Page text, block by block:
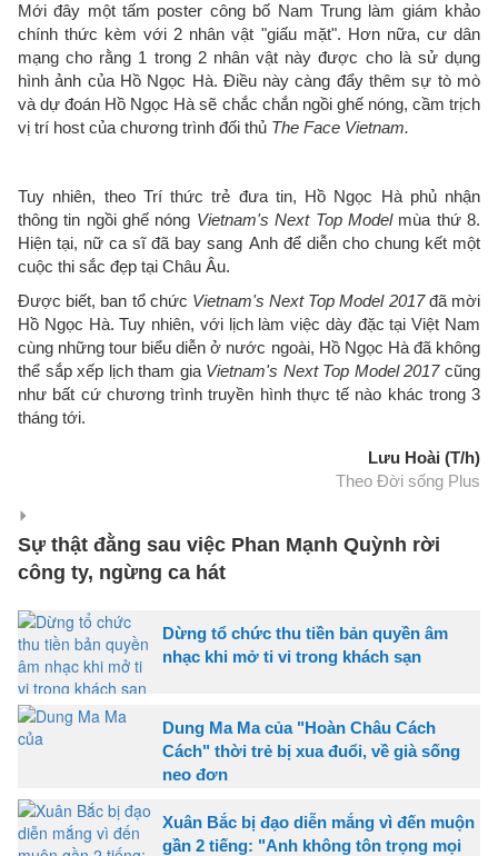
Mới đây một tấm poster công bố Nam Trung làm giám khảo
chính thức kèm với 2 nhân vật "giấu mặt". Hơn nữa, cư dân
mạng cho rằng 1 trong 2 nhân vật này được cho là sử dụng
hình ảnh của Hồ Ngọc Hà. Điều này càng đẩy thêm sự tò mò
và dự đoán Hồ Ngọc Hà sẽ chắc chắn ngồi ghế nóng, cầm trịch
vị trí host của chương trình đối thủ The Face Vietnam.
Tuy nhiên, theo Trí thức trẻ đưa tin, Hồ Ngọc Hà phủ nhận
thông tin ngồi ghế nóng Vietnam's Next Top Model mùa thứ 8.
Hiện tại, nữ ca sĩ đã bay sang Anh để diễn cho chung kết một
cuộc thi sắc đẹp tại Châu Âu.
Được biết, ban tổ chức Vietnam's Next Top Model 2017đã mời
Hồ Ngọc Hà. Tuy nhiên, với lịch làm việc dày đặc tại Việt Nam
cùng những tour biểu diễn ở nước ngoài, Hồ Ngọc Hà đã không
thể sắp xếp lịch tham gia Vietnam's Next Top Model 2017cũng
như bất cứ chương trình truyền hình thực tế nào khác trong 3
tháng tới.
Lưu Hoài (T/h)
Theo Đời sống Plus
Sự thật đằng sau việc Phan Mạnh Quỳnh rời
công ty, ngừng ca hát
Dừng tổ chức thu tiền bản quyền âm
nhạc khi mở ti vi trong khách sạn
Dung Ma Ma của "Hoàn Châu Cách
Cách" thời trẻ bị xua đuổi, về già sống
neo đơn
Xuân Bắc bị đạo diễn mắng vì đến muộn
gần 2 tiếng: "Anh không tôn trọng mọi